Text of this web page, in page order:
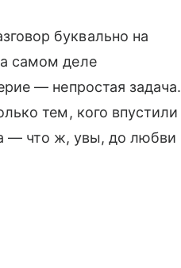
буквально на
самом деле
— непростая задача.
тем, кого впустили
— что ж, увы, до любви